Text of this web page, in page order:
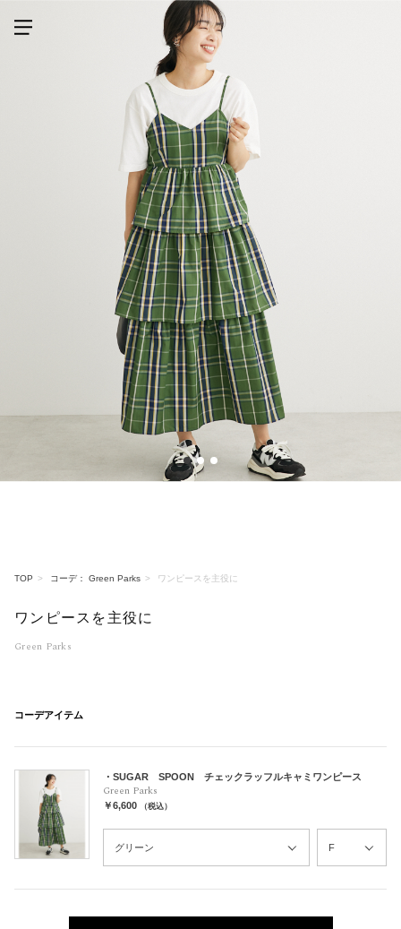
TOP コーデ： Green Parks ワンピースを主役に
ワンピースを主役に
Green Parks
コーデアイテム
・SUGAR SPOON チェックラッフルキャミワンピース
Green Parks
￥6,600 （税込）
1 2